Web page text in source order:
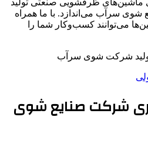
شوی سرآب می‌اندازد. با ما همراه
می‌توانند کسب‌وکار شما را
شرکت صنایع شوی